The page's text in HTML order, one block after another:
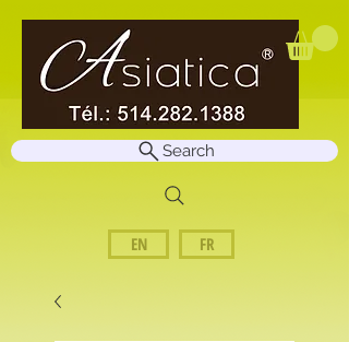
EN FR
Search